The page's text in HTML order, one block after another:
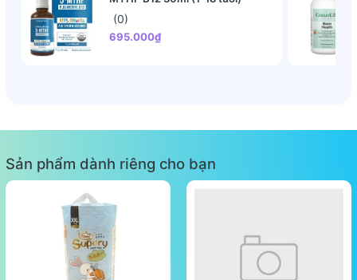
(0)
695.000₫
Sản phẩm dành riêng cho bạn